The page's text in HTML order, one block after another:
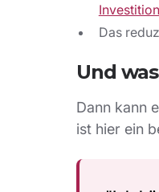
Das
Und
Dann kann
ist hier ein